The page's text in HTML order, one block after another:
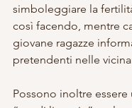
simboleggiare la
così facendo, mentre
giovane ragazze
pretendenti nelle
Possono inoltre essere